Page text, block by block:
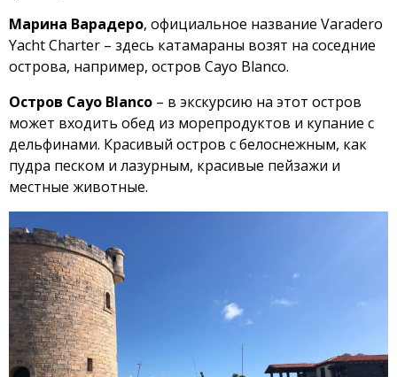
Марина Варадеро, официальное название Varadero
Yacht Charter – здесь катамараны возят на соседние
острова, например, остров Cayo Blanco.
Остров Cayo Blanco – в экскурсию на этот остров
может входить обед из морепродуктов и купание с
дельфинами. Красивый остров с белоснежным, как
пудра песком и лазурным, красивые пейзажи и
местные животные.